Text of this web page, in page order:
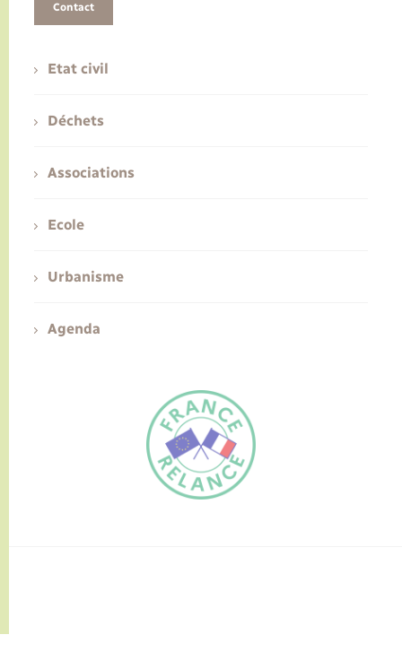
FR
Contact
Etat civil
Déchets
Associations
Ecole
Urbanisme
Agenda